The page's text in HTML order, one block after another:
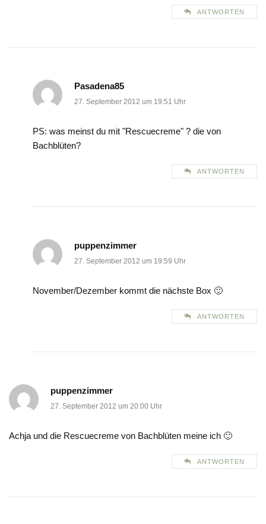
ANTWORTEN
Pasadena85
27. September 2012 um 19:51 Uhr
PS: was meinst du mit "Rescuecreme" ? die von
Bachblüten?
ANTWORTEN
puppenzimmer
27. September 2012 um 19:59 Uhr
November/Dezember kommt die nächste Box 🙂
ANTWORTEN
puppenzimmer
27. September 2012 um 20:00 Uhr
Achja und die Rescuecreme von Bachblüten meine ich 🙂
ANTWORTEN